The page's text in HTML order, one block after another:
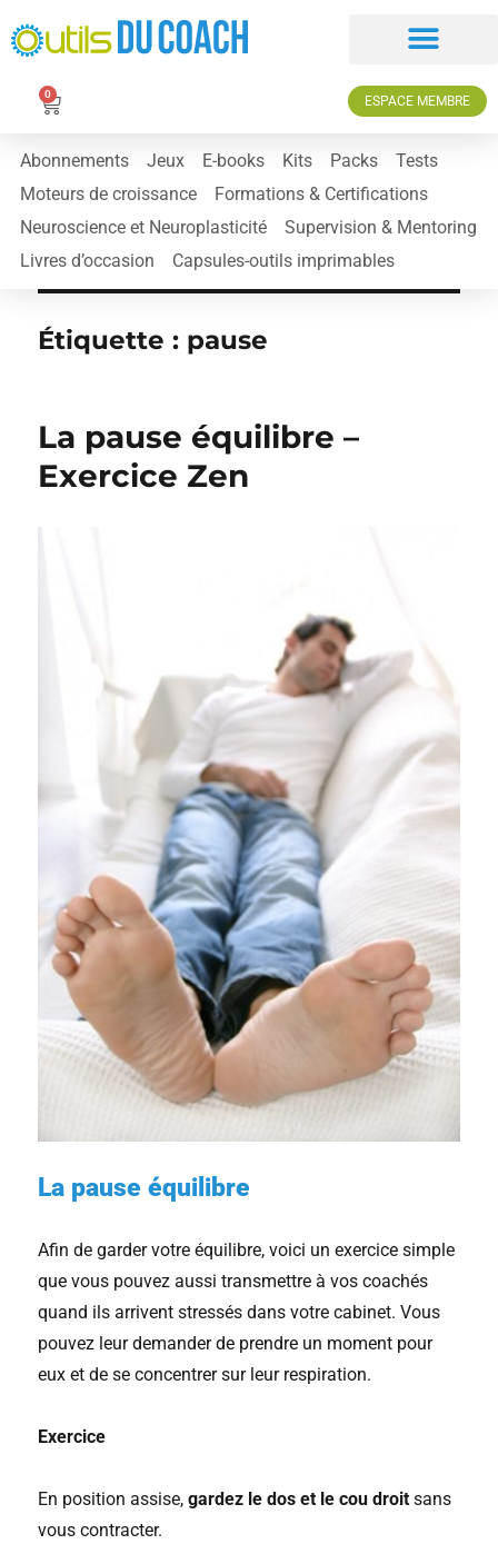
0 ESPACE MEMBRE
Abonnements Jeux E-books Kits Packs
Tests
Moteurs de croissance
Formations & Certifications
Neuroscience et Neuroplasticité
Supervision & Mentoring
Livres d’occasion
Capsules-outils imprimables
Étiquette : pause
La pause équilibre –
Exercice Zen
La pause équilibre
Afin de garder votre équilibre, voici un exercice simple
que vous pouvez aussi transmettre à vos coachés
quand ils arrivent stressés dans votre cabinet. Vous
pouvez leur demander de prendre un moment pour
eux et de se concentrer sur leur respiration.
Exercice
En position assise,gardez le dos et le cou droit sans
vous contracter.